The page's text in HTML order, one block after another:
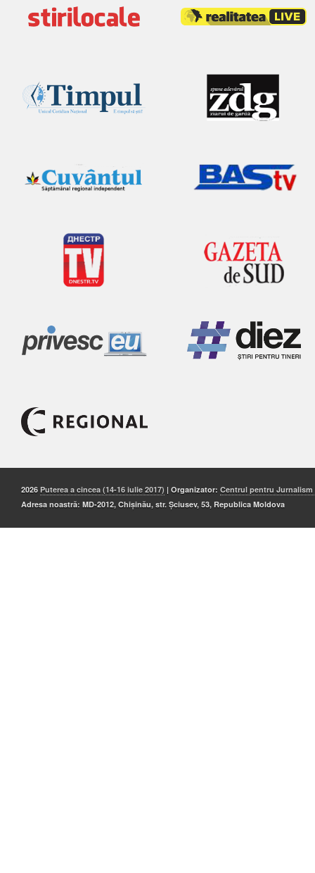
2026 Puterea a cincea (14-16 iulie 2017) | Organizator: Centrul pentru
Adresa noastră: MD-2012, Chișinău, str. Șciusev, 53, Republica Moldova